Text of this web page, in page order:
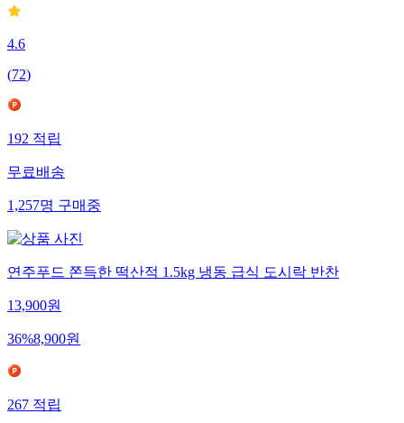
4.6
(72)
192적립
무료배송
1,257명구매중
연주푸드 쫀득한 떡산적 1.5kg 냉동 급식 도시락 반찬
13,900원
36%8,900원
267적립